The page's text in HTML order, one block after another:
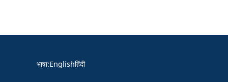
भाषा:Englishहिंदी